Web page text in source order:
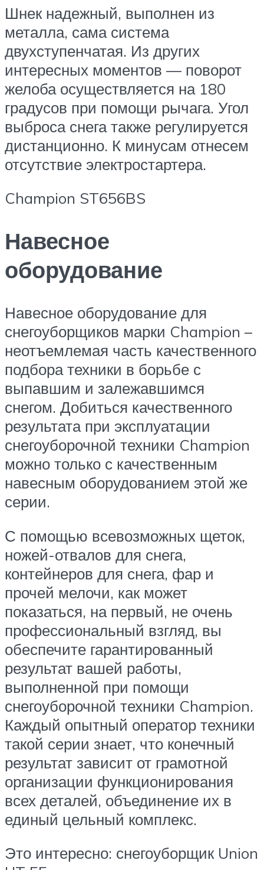
Шнек надежный, выполнен из
металла, сама система
двухступенчатая. Из других
интересных моментов — поворот
желоба осуществляется на 180
градусов при помощи рычага. Угол
выброса снега также регулируется
дистанционно. К минусам отнесем
отсутствие электростартера.
Champion ST656BS
Навесное
оборудование
Навесное оборудование для
снегоуборщиков марки Champion –
неотъемлемая часть качественного
подбора техники в борьбе с
выпавшим и залежавшимся
снегом. Добиться качественного
результата при эксплуатации
снегоуборочной техники Champion
можно только с качественным
навесным оборудованием этой же
серии.
С помощью всевозможных щеток,
ножей-отвалов для снега,
контейнеров для снега, фар и
прочей мелочи, как может
показаться, на первый, не очень
профессиональный взгляд, вы
обеспечите гарантированный
результат вашей работы,
выполненной при помощи
снегоуборочной техники Champion.
Каждый опытный оператор техники
такой серии знает, что конечный
результат зависит от грамотной
организации функционирования
всех деталей, объединение их в
единый цельный комплекс.
Это интересно: снегоуборщик Union